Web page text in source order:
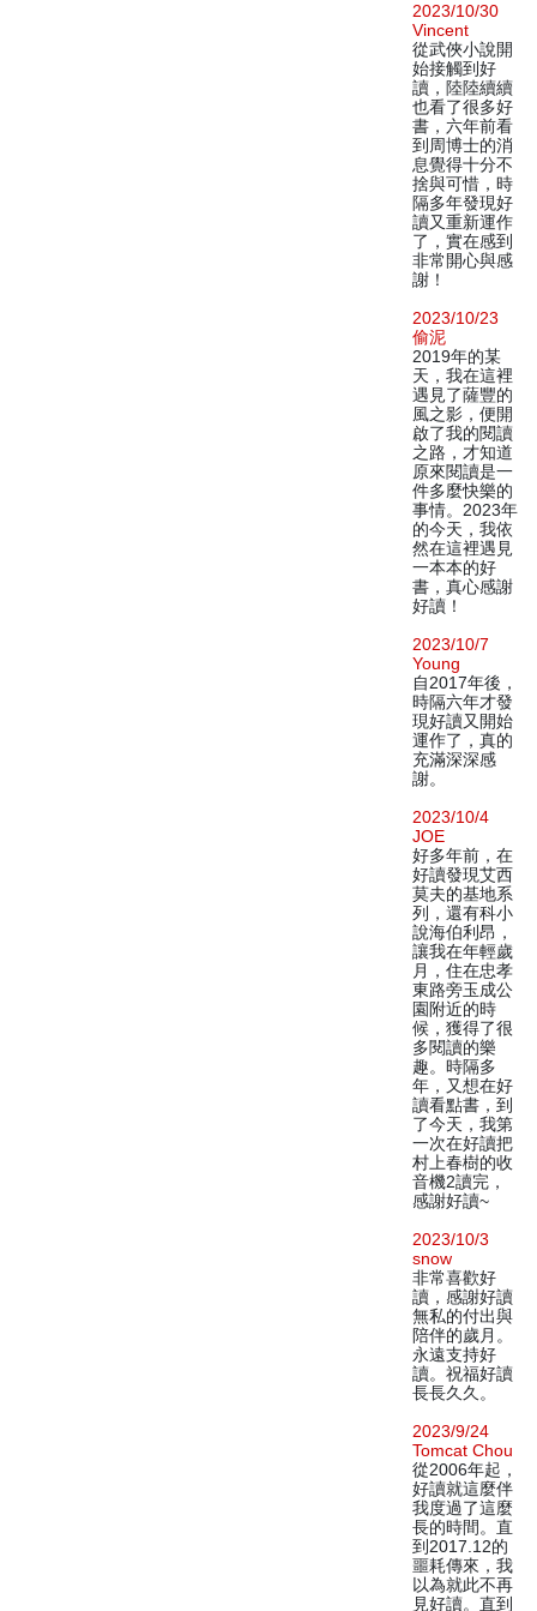
2023/10/30
Vincent
從武俠小說開
始接觸到好
讀，陸陸續續
也看了很多好
書，六年前看
到周博士的消
息覺得十分不
捨與可惜，時
隔多年發現好
讀又重新運作
了，實在感到
非常開心與感
謝！
2023/10/23
偷泥
2019年的某
天，我在這裡
遇見了薩豐的
風之影，便開
啟了我的閱讀
之路，才知道
原來閱讀是一
件多麼快樂的
事情。2023年
的今天，我依
然在這裡遇見
一本本的好
書，真心感謝
好讀！
2023/10/7
Young
自2017年後，
時隔六年才發
現好讀又開始
運作了，真的
充滿深深感
謝。
2023/10/4
JOE
好多年前，在
好讀發現艾西
莫夫的基地系
列，還有科小
說海伯利昂，
讓我在年輕歲
月，住在忠孝
東路旁玉成公
園附近的時
候，獲得了很
多閱讀的樂
趣。時隔多
年，又想在好
讀看點書，到
了今天，我第
一次在好讀把
村上春樹的收
音機2讀完，
感謝好讀~
2023/10/3
snow
非常喜歡好
讀，感謝好讀
無私的付出與
陪伴的歲月。
永遠支持好
讀。祝福好讀
長長久久。
2023/9/24
Tomcat Chou
從2006年起，
好讀就這麼伴
我度過了這麼
長的時間。直
到2017.12的
噩耗傳來，我
以為就此不再
見好讀。直到